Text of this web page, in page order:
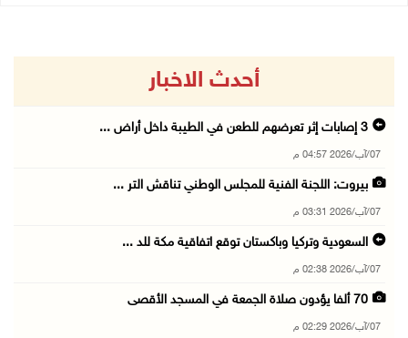
أحدث الاخبار
3 إصابات إثر تعرضهم للطعن في الطيبة داخل أراض ...
07/آب/2026 04:57 م
بيروت: اللجنة الفنية للمجلس الوطني تناقش التر ...
07/آب/2026 03:31 م
السعودية وتركيا وباكستان توقع اتفاقية مكة للد ...
07/آب/2026 02:38 م
70 ألفا يؤدون صلاة الجمعة في المسجد الأقصى
07/آب/2026 02:29 م